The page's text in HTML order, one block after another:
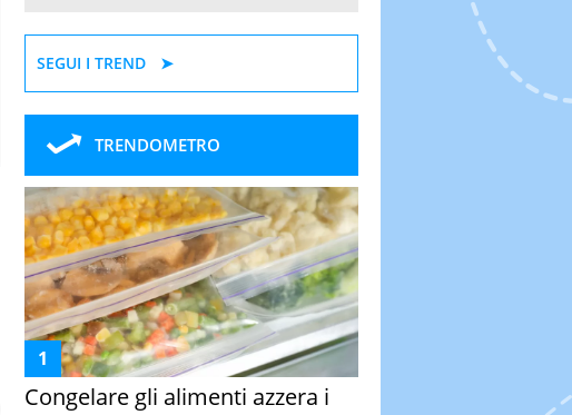
SEGUI I TREND
TRENDOMETRO
Congelare gli alimenti azzera i